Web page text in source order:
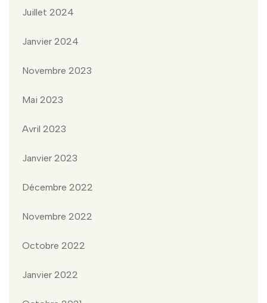
Juillet 2024
Janvier 2024
Novembre 2023
Mai 2023
Avril 2023
Janvier 2023
Décembre 2022
Novembre 2022
Octobre 2022
Janvier 2022